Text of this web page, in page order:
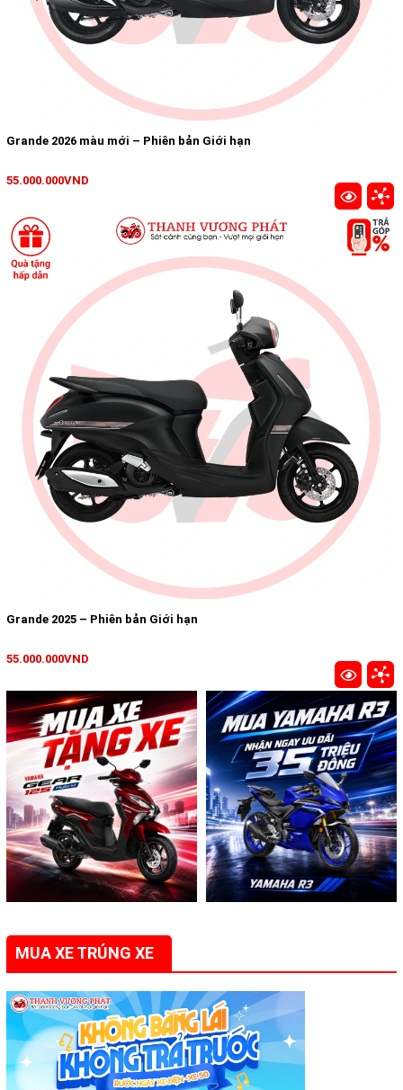
Grande 2026 màu mới – Phiên bản Giới hạn
55.000.000VND
Grande 2025 – Phiên bản Giới hạn
55.000.000VND
MUA XE TRÚNG XE